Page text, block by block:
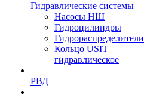
Гидравлические системы
Насосы НШ
Гидроцилиндры
Гидрораспределители
Кольцо USIT
гидравлическое
РВД